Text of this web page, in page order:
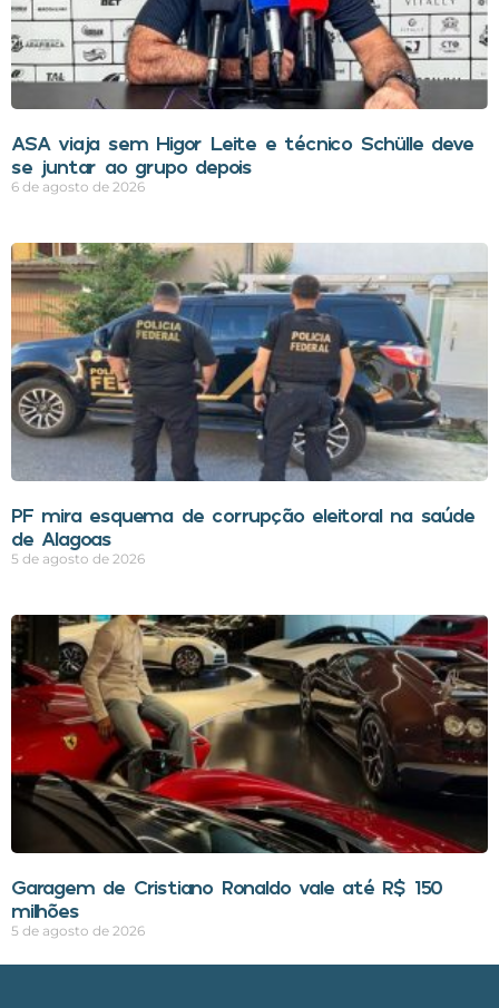
ASA viaja sem Higor Leite e técnico Schülle deve
se juntar ao grupo depois
6 de agosto de 2026
PF mira esquema de corrupção eleitoral na saúde
de Alagoas
5 de agosto de 2026
Garagem de Cristiano Ronaldo vale até R$ 150
milhões
5 de agosto de 2026